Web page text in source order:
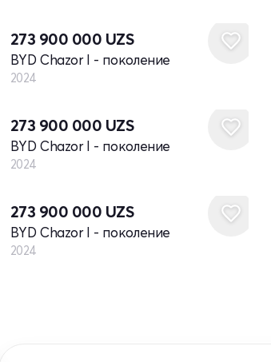
273 900 000 UZS
BYD Chazor I - поколение
2024
273 900 000 UZS
BYD Chazor I - поколение
2024
273 900 000 UZS
BYD Chazor I - поколение
2024